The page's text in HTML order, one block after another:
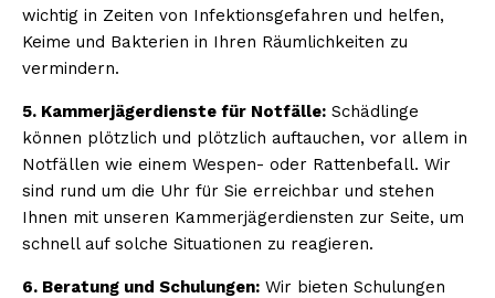
wichtig in Zeiten von Infektionsgefahren und helfen,
Keime und Bakterien in Ihren Räumlichkeiten zu
vermindern.
5. Kammerjägerdienste für Notfälle: Schädlinge
können plötzlich und plötzlich auftauchen, vor allem in
Notfällen wie einem Wespen- oder Rattenbefall. Wir
sind rund um die Uhr für Sie erreichbar und stehen
Ihnen mit unseren Kammerjägerdiensten zur Seite, um
schnell auf solche Situationen zu reagieren.
6. Beratung und Schulungen: Wir bieten Schulungen